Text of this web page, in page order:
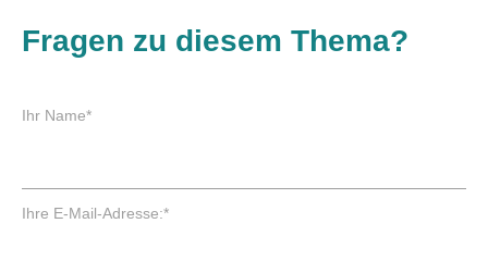
Fragen zu diesem Thema?
P
h
Ihr Name*
P
Ihre E-Mail-Adresse:*